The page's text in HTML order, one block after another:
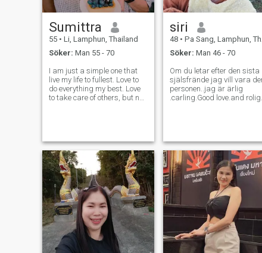
Sumittra
55 • Li, Lamphun, Thailand
Söker: Man 55 - 70
I am just a simple one that
live my life to fullest. Love to
do everything my best. Love
to take care of others, but not
art and craft.
siri
48 • Pa Sang, Lamphun, Thailand
Söker: Man 46 - 70
Om du letar efter den sista
själsfrände jag vill vara
personen..jag är ärlig
.carling.Good love.and rolig..
bra på engelska? Fråga
om matematiska
multiplikationsformler. Det
räcker med att 😆😆 har tid
att säga hej!!!! Jag har inte
gjort guldgrävaren